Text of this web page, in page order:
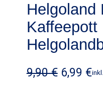
A
n
e
o
Helgoland
Kaffeepott
9,90€ U
6,99 €A